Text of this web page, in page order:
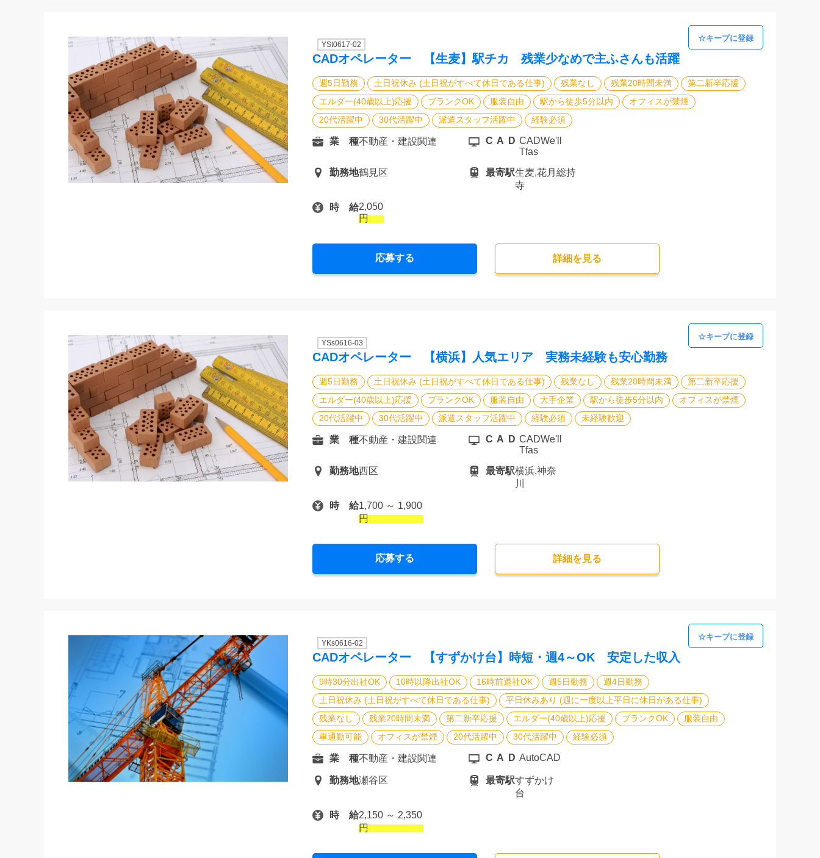
YSt0617-02
CADオペレーター 【生麦】駅チカ 残業少なめで主ふさんも活躍
週5日勤務 土日祝休み (土日祝がすべて休日である仕事) 残業なし 残業20時間未満
第二新卒応援
エルダー(40歳以上)応援
ブランクOK 服装自由 駅から徒歩5分以内
オフィスが禁煙
20代活躍中
30代活躍中 派遣スタッフ活躍中 経験必須
業 種不動産・建設関連 CADCADWe'll
Tfas
勤務地鶴見区 最寄駅生麦,花月総持
寺
時 給2,050
円
応募する 詳細を⾒る
YSs0616-03
CADオペレーター 【横浜】人気エリア 実務未経験も安心勤務
週5日勤務 土日祝休み (土日祝がすべて休日である仕事) 残業なし 残業20時間未満
第二新卒応援
エルダー(40歳以上)応援
ブランクOK 服装自由 大手企業 駅から徒歩5分以内
オフィスが禁煙
20代活躍中
30代活躍中 派遣スタッフ活躍中 経験必須 未経験歓迎
業 種不動産・建設関連 CADCADWe'll
Tfas
勤務地西区 最寄駅横浜,神奈
川
時 給1,700 ～ 1,900
円
応募する 詳細を⾒る
YKs0616-02
CADオペレーター 【すずかけ台】時短・週4～OK 安定した収入
9時30分出社OK 10時以降出社OK 16時前退社OK 週5日勤務
週4日勤務
土日祝休み (土日祝がすべて休日である仕事)
平日休みあり (週に一度以上平日に休日がある仕事)
残業なし
残業20時間未満 第二新卒応援 エルダー(40歳以上)応援 ブランクOK
服装自由
車通勤可能
オフィスが禁煙 20代活躍中 30代活躍中 経験必須
業 種不動産・建設関連 CADAutoCAD
勤務地瀬谷区 最寄駅すずかけ
台
時 給2,150 ～ 2,350
円